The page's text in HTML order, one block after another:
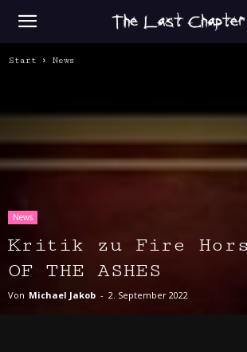
Start News
News
Kritik zu Fire
OF THE ASHES
Von Michael Jakob - 2. September 2022